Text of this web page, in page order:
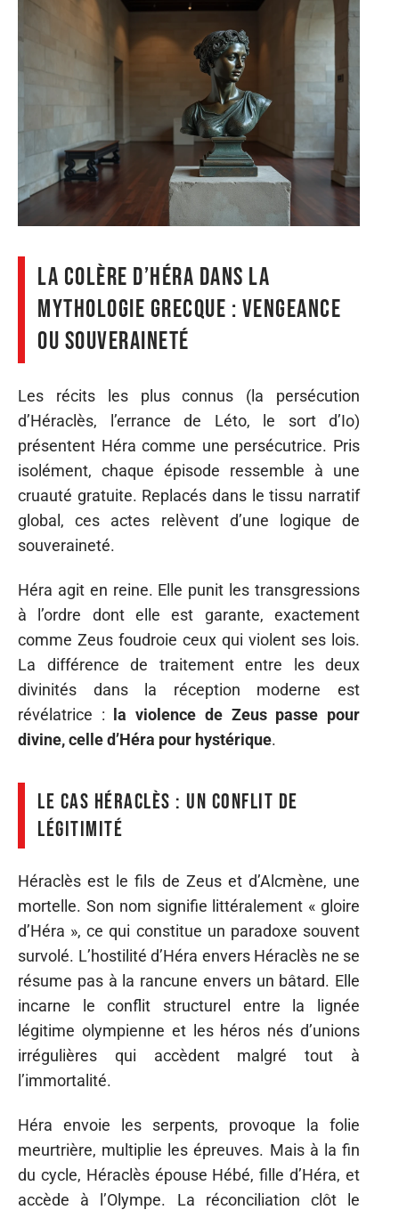
La colère d’Héra dans la
mythologie grecque : vengeance
ou souveraineté
Les récits les plus connus (la persécution
d’Héraclès, l’errance de Léto, le sort d’Io)
présentent Héra comme une persécutrice. Pris
isolément, chaque épisode ressemble à une
cruauté gratuite. Replacés dans le tissu narratif
global, ces actes relèvent d’une logique de
souveraineté.
Héra agit en reine. Elle punit les transgressions
à l’ordre dont elle est garante, exactement
comme Zeus foudroie ceux qui violent ses lois.
La différence de traitement entre les deux
divinités dans la réception moderne est
révélatrice :
la violence de Zeus passe pour
divine, celle d’Héra pour hystérique.
Le cas Héraclès : un conflit de
légitimité
Héraclès est le fils de Zeus et d’Alcmène, une
mortelle. Son nom signifie littéralement « gloire
d’Héra », ce qui constitue un paradoxe souvent
survolé. L’hostilité d’Héra envers Héraclès ne se
résume pas à la rancune envers un bâtard. Elle
incarne le conflit structurel entre la lignée
légitime olympienne et les héros nés d’unions
irrégulières qui accèdent malgré tout à
l’immortalité.
Héra envoie les serpents, provoque la folie
meurtrière, multiplie les épreuves. Mais à la fin
du cycle, Héraclès épouse Hébé, fille d’Héra, et
accède à l’Olympe. La réconciliation clôt le